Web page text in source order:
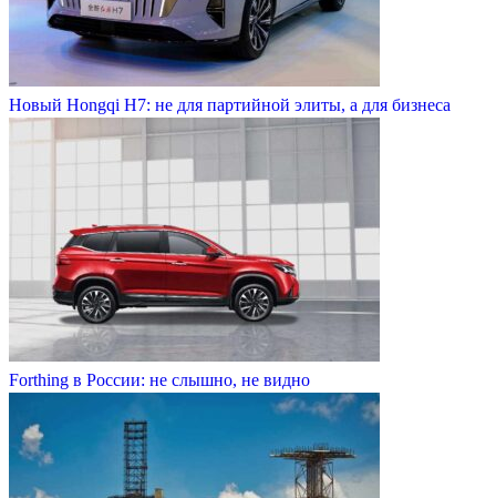
Новый Hongqi H7: не для партийной элиты, а для бизнеса
Forthing в России: не слышно, не видно